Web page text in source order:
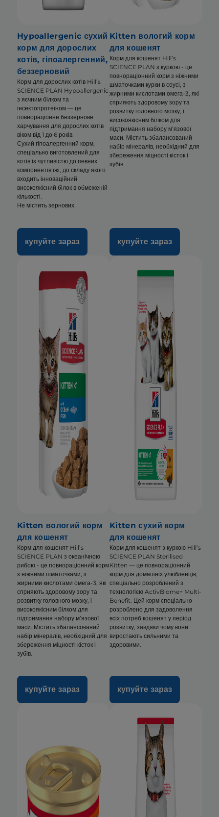
Hypoallergenic сухий
корм для дорослих
котів, гіпоалергенний,
беззерновий
Корм для дорослих котів Hill’s
SCIENCE PLAN Hypoallergenic
з яєчним білком та
інсектопротеїном — це
повнораціонне беззернове
харчування для дорослих котів
віком від 1 до 6 років.
Сухий гіпоалергенний корм,
спеціально виготовлений для
котів із чутливістю до певних
компонентів їжі, до складу якого
входить інноваційний
високоякісний білок в обмеженій
кількості.
Не містить зернових.
купуйте зараз
Kitten вологий корм
для кошенят
Корм для кошенят Hill’s
SCIENCE PLAN з куркою - це
повнораціонний корм з ніжними
шматочками курки в соусі, з
жирними кислотами омега-3, які
сприяють здоровому зору та
розвитку головного мозку, і
високоякісним білком для
підтримання набору м’язової
маси. Містить збалансований
набір мінералів, необхідний для
збереження міцності кісток і
зубів.
купуйте зараз
Kitten вологий корм
для кошенят
Корм для кошенят Hill’s
SCIENCE PLAN з океанічною
рибою - це повнораціонний корм
з ніжними шматочками, з
жирними кислотами омега-3, які
сприяють здоровому зору та
розвитку головного мозку, і
високоякісним білком для
підтримання набору м’язової
маси. Містить збалансований
набір мінералів, необхідний для
збереження міцності кісток і
зубів.
купуйте зараз
Kitten сухий корм
для кошенят
Корм для кошенят з куркою Hill’s
SCIENCE PLAN Sterilised
Kitten — це повнораціонний
корм для домашніх улюбленців,
спеціально розроблений з
технологією ActivBiome+ Multi-
Benefit. Цей корм спеціально
розроблено для задоволення
всіх потреб кошенят у період
розвитку, завдяки чому вони
виростають сильними та
здоровими.
купуйте зараз